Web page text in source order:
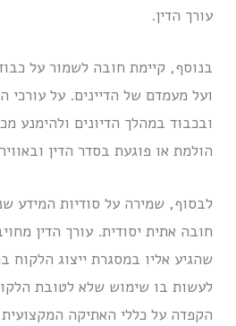
עורך הדין.
בנוסף, קיימת חובה לשמור על
ועל מעמדם של הדיינים. על עורכי
ובכבוד במהלך הדיונים ולהימנע
הולמת או פוגעת בסדר הדין
לבסוף, שמירה על סודיות המידע
חובה אתית יסודית. עורך הדין
שהגיע אליו במסגרת ייצוג הלקוח
לעשות בו שימוש שלא לטובת
הקפדה על כללי האתיקה המקצועית